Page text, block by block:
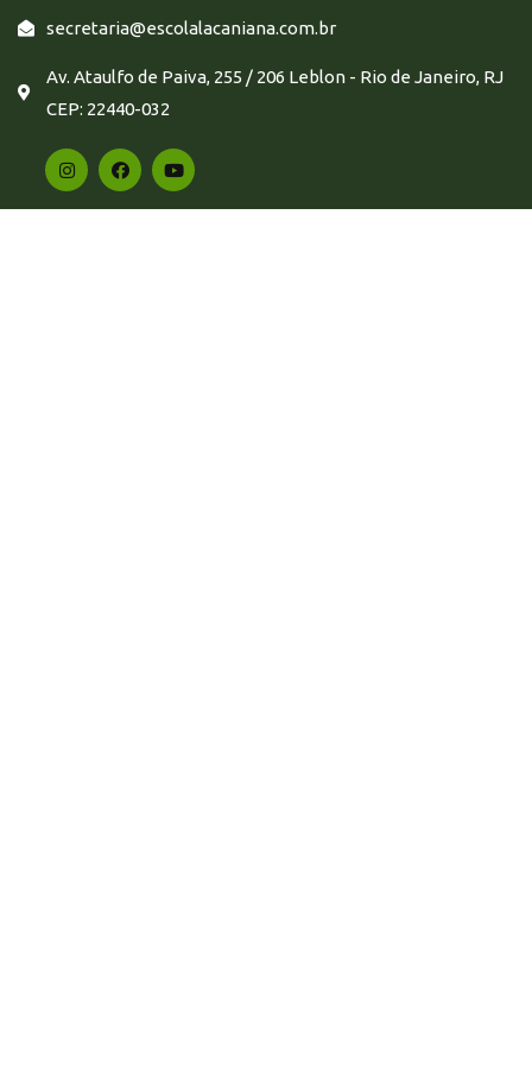
secretaria@escolalacaniana.com.br
Av. Ataulfo de Paiva, 255 / 206 Leblon - Rio de Janeiro, RJ
CEP: 22440-032